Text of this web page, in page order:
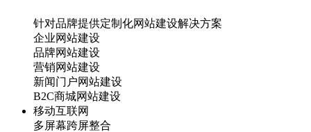
针对品牌提供定制化网站建设解决方案
企业网站建设
品牌网站建设
营销网站建设
新闻门户网站建设
B2C商城网站建设
移动互联网
多屏幕跨屏整合